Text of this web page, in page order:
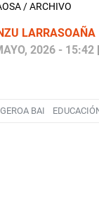
/ ARCHIVO
LARRASOAÑA
2026 - 15:42|
GEROA BAI